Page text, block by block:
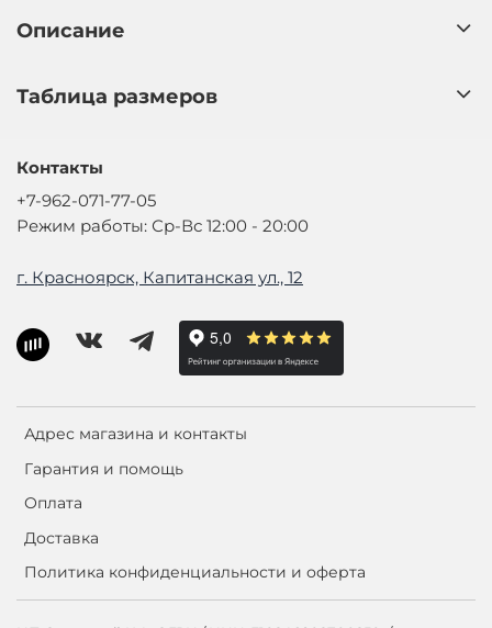
Описание
Таблица размеров
Адрес магазина и контакты
Гарантия и помощь
Оплата
Доставка
Политика конфиденциальности и оферта
Контакты
+7-962-071-77-05
Режим работы: Ср-Вс 12:00 - 20:00
г. Красноярск, Капитанская ул., 12